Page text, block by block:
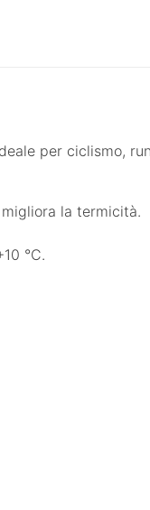
per ciclismo,
la termicità.
°C.